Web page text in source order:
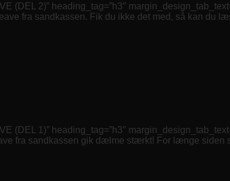
2)” heading_tag=”h3″
fra sandkassen. Fik du ikke det med, så kan du
1)” heading_tag=”h3″
fra sandkassen gik dælme stærkt! For længe siden